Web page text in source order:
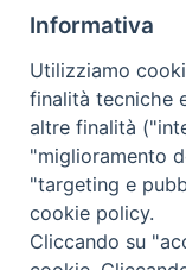
Comunicati
Il cordoglio dei Vescovi
Superbo
Informativa
Utilizziamo
finalità tecniche
altre finalità
"miglioramento
"targeting e
cookie policy.
Cliccando su